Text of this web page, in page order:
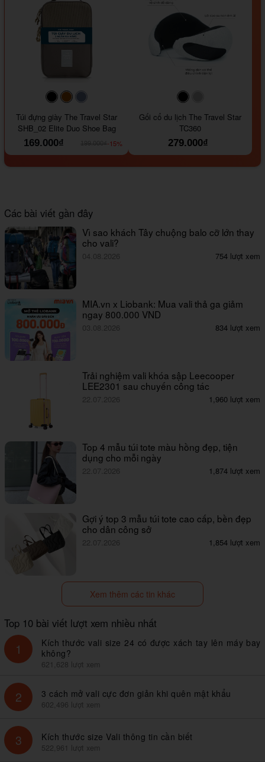
#000000#964B00
Túi đựng giày The Travel Star
SHB_02 Elite Duo Shoe Bag
169.000₫
-15%
Gối cổ du lịch The Travel Star
TC360
279.000₫
Các bài viết gần đây
Vì sao khách Tây chuộng balo cỡ lớn thay
cho vali?
04.08.2026 754 lượt xem
MIA.vn x Liobank: Mua vali thả ga giảm
ngay 800.000 VND
03.08.2026 834 lượt xem
Trải nghiệm vali khóa sập Leecooper
LEE2301 sau chuyến công tác
22.07.2026 1,960 lượt xem
Top 4 mẫu túi tote màu hồng đẹp, tiện
dụng cho mỗi ngày
22.07.2026 1,874 lượt xem
Gợi ý top 3 mẫu túi tote cao cấp, bền đẹp
cho dân công sở
22.07.2026 1,854 lượt xem
Xem thêm các tin khác
Top 10 bài viết lượt xem nhiều nhất
1
Kích thước vali size 24 có được xách tay lên máy bay
không?
621,628 lượt xem
2 3 cách mở vali cực đơn giản khi quên mật khẩu
602,496 lượt xem
3 Kích thước size Vali thông tin cần biết
522,961 lượt xem